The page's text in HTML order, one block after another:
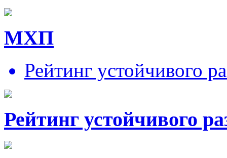
МХП
Рейтинг устойчивого
Рейтинг устойчивого